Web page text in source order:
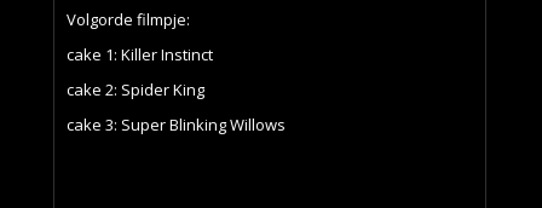
Volgorde filmpje:
cake 1: Killer Instinct
cake 2: Spider King
cake 3: Super Blinking Willows